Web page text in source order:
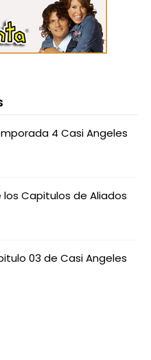
4 Casi Angeles
los Capitulos de Aliados
03 de Casi Angeles